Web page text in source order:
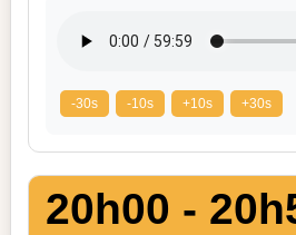
-30s -10s +10s +30s
20h00 -